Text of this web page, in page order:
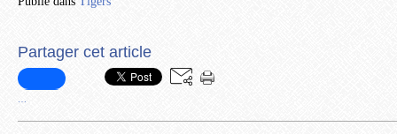
Partager cet article